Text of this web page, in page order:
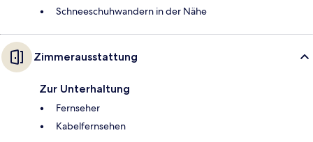
Schneeschuhwandern in der Nähe
Zimmerausstattung
Zur Unterhaltung
Fernseher
Kabelfernsehen